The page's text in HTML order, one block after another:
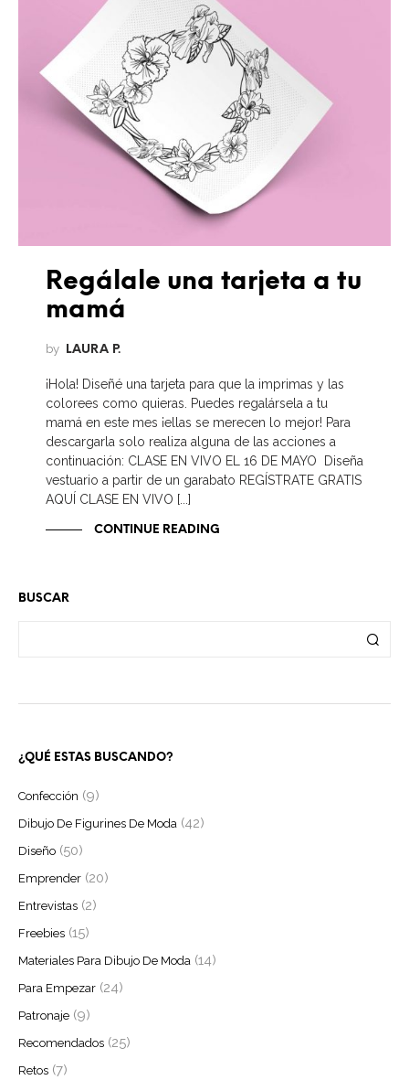
Regálale una tarjeta a tu
mamá
by LAURA P.
¡Hola! Diseñé una tarjeta para que la imprimas y las
colorees como quieras. Puedes regalársela a tu
mamá en este mes ¡ellas se merecen lo mejor! Para
descargarla solo realiza alguna de las acciones a
continuación: CLASE EN VIVO EL 16 DE MAYO Diseña
vestuario a partir de un garabato REGÍSTRATE GRATIS
AQUÍ CLASE EN VIVO [...]
CONTINUE READING
BUSCAR
¿QUÉ ESTAS BUSCANDO?
Confección (9)
Dibujo De Figurines De Moda (42)
Diseño (50)
Emprender (20)
Entrevistas (2)
Freebies (15)
Materiales Para Dibujo De Moda (14)
Para Empezar (24)
Patronaje (9)
Recomendados (25)
Retos (7)